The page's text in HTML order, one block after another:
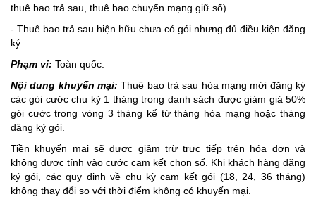
thuê bao trả sau, thuê bao chuyển mạng giữ số)
- Thuê bao trả sau hiện hữu chưa có gói nhưng đủ điều kiện đăng
ký
Phạm vi: Toàn quốc.
Nội dung khuyến mại: Thuê bao trả sau hòa mạng mới đăng ký
các gói cước chu kỳ 1 tháng trong danh sách được giảm giá 50%
gói cước trong vòng 3 tháng kể từ tháng hòa mạng hoặc tháng
đăng ký gói.
Tiền khuyến mại sẽ được giảm trừ trực tiếp trên hóa đơn và
không được tính vào cước cam kết chọn số. Khi khách hàng đăng
ký gói, các quy định về chu kỳ cam kết gói (18, 24, 36 tháng)
không thay đổi so với thời điểm không có khuyến mại.